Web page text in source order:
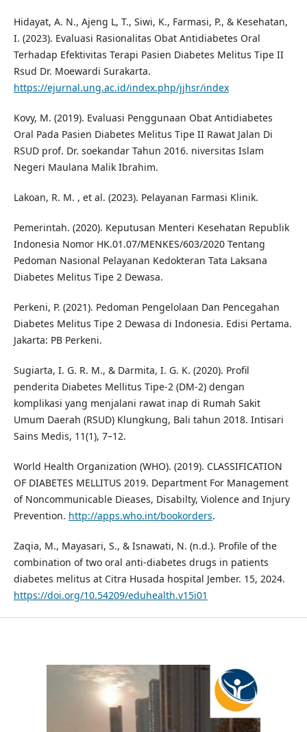
Hidayat, A. N., Ajeng L, T., Siwi, K., Farmasi, P., & Kesehatan,
I. (2023). Evaluasi Rasionalitas Obat Antidiabetes Oral
Terhadap Efektivitas Terapi Pasien Diabetes Melitus Tipe II
Rsud Dr. Moewardi Surakarta.
https://ejurnal.ung.ac.id/index.php/jjhsr/index
Kovy, M. (2019). Evaluasi Penggunaan Obat Antidiabetes
Oral Pada Pasien Diabetes Melitus Tipe II Rawat Jalan Di
RSUD prof. Dr. soekandar Tahun 2016. niversitas Islam
Negeri Maulana Malik Ibrahim.
Lakoan, R. M. , et al. (2023). Pelayanan Farmasi Klinik.
Pemerintah. (2020). Keputusan Menteri Kesehatan Republik
Indonesia Nomor HK.01.07/MENKES/603/2020 Tentang
Pedoman Nasional Pelayanan Kedokteran Tata Laksana
Diabetes Melitus Tipe 2 Dewasa.
Perkeni, P. (2021). Pedoman Pengelolaan Dan Pencegahan
Diabetes Melitus Tipe 2 Dewasa di Indonesia. Edisi Pertama.
Jakarta: PB Perkeni.
Sugiarta, I. G. R. M., & Darmita, I. G. K. (2020). Profil
penderita Diabetes Mellitus Tipe-2 (DM-2) dengan
komplikasi yang menjalani rawat inap di Rumah Sakit
Umum Daerah (RSUD) Klungkung, Bali tahun 2018. Intisari
Sains Medis, 11(1), 7–12.
World Health Organization (WHO). (2019). CLASSIFICATION
OF DIABETES MELLITUS 2019. Department For Management
of Noncommunicable Dieases, Disabilty, Violence and Injury
Prevention. http://apps.who.int/bookorders.
Zaqia, M., Mayasari, S., & Isnawati, N. (n.d.). Profile of the
combination of two oral anti-diabetes drugs in patients
diabetes melitus at Citra Husada hospital Jember. 15, 2024.
https://doi.org/10.54209/eduhealth.v15i01